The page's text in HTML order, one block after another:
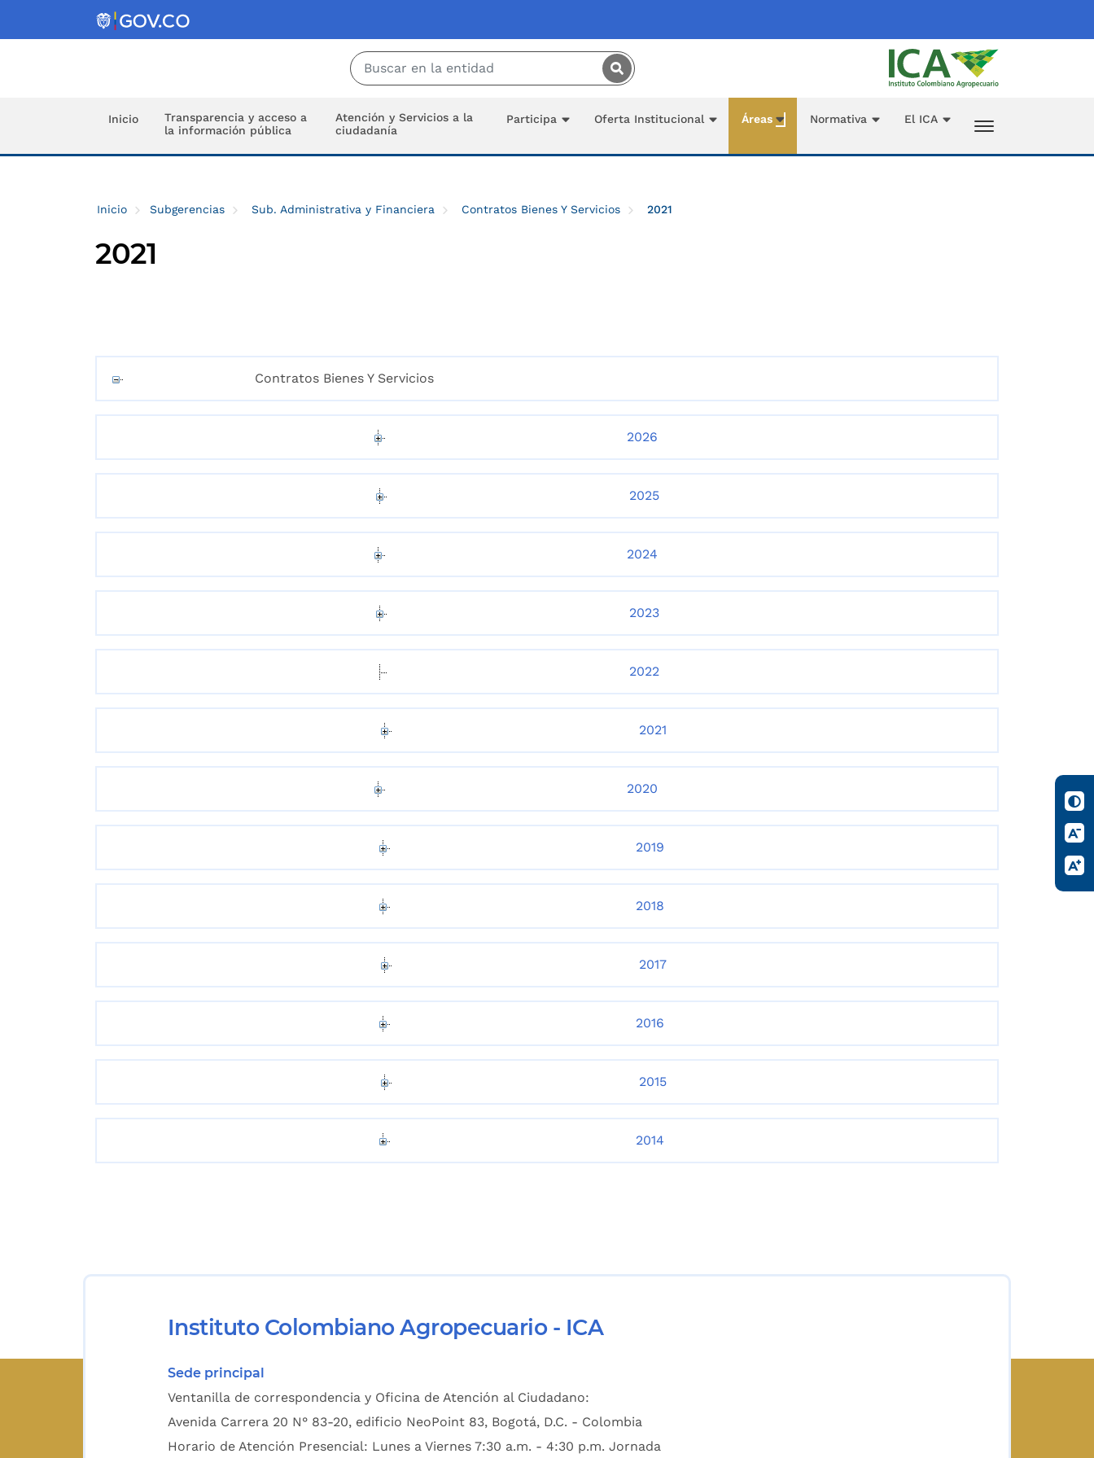
Inicio
Transparencia y acceso a
la información pública
Atención y Servicios a la
ciudadanía
Participa Oferta Institucional Áreas Normativa El ICA
Inicio Subgerencias Sub. Administrativa y Financiera Contratos Bienes Y Servicios 2021
2021
Contratos Bienes Y Servicios
2026
2025
2024
2023
2022
2021
2020
2019
2018
2017
2016
2015
2014
Instituto Colombiano Agropecuario - ICA
Sede principal
Ventanilla de correspondencia y Oficina de Atención al Ciudadano:
Avenida Carrera 20 N° 83-20, edificio NeoPoint 83, Bogotá, D.C. - Colombia
Horario de Atención Presencial: Lunes a Viernes 7:30 a.m. - 4:30 p.m. Jornada